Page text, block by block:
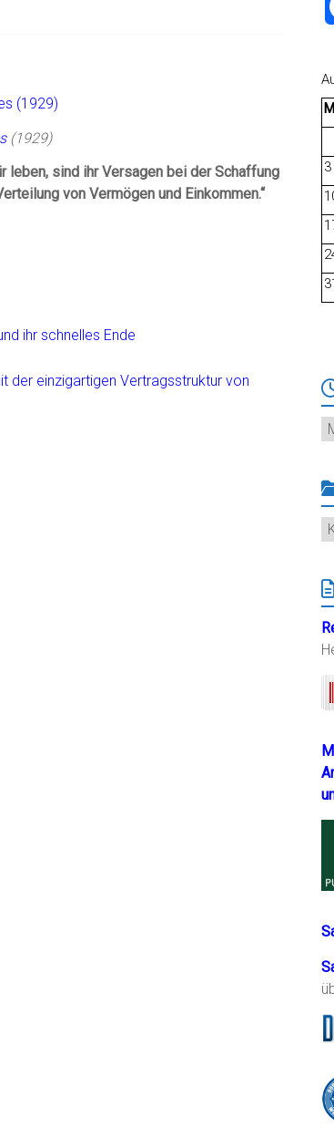
(1929)
sind ihr Versagen bei der Schaffung
von Vermögen und Einkommen.“
ihr schnelles Ende
der einzigartigen Vertragsstruktur von
M
3